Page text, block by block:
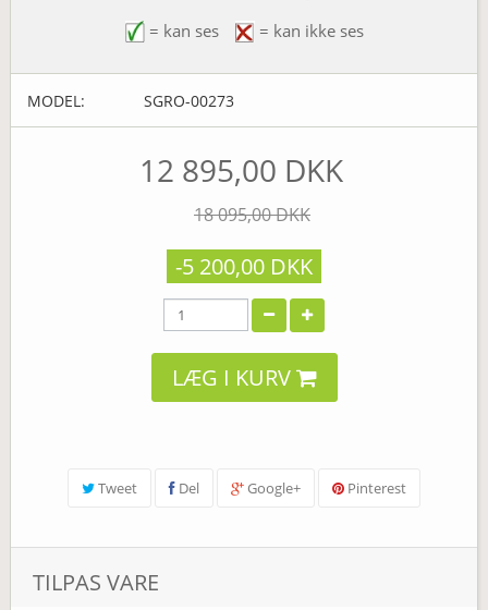
= kan ses = kan ikke ses
MODEL: SGRO-00273
12 895,00 DKK
18 095,00 DKK
-5 200,00 DKK
LÆG I KURV
Tweet Del Google+ Pinterest
TILPAS VARE